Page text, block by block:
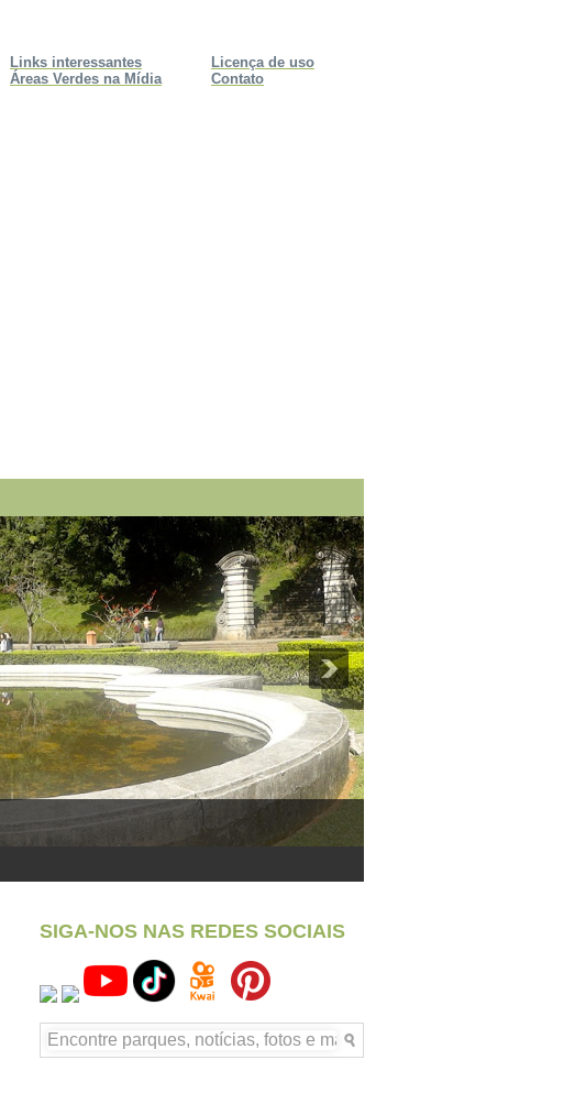
Licença de uso
Contato
Links interessantes
Áreas Verdes na Mídia
SIGA-NOS NAS REDES SOCIAIS